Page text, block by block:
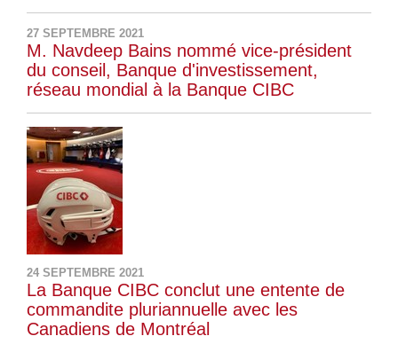
27 SEPTEMBRE 2021
M. Navdeep Bains nommé vice-président
du conseil, Banque d'investissement,
réseau mondial à la Banque CIBC
24 SEPTEMBRE 2021
La Banque CIBC conclut une entente de
commandite pluriannuelle avec les
Canadiens de Montréal